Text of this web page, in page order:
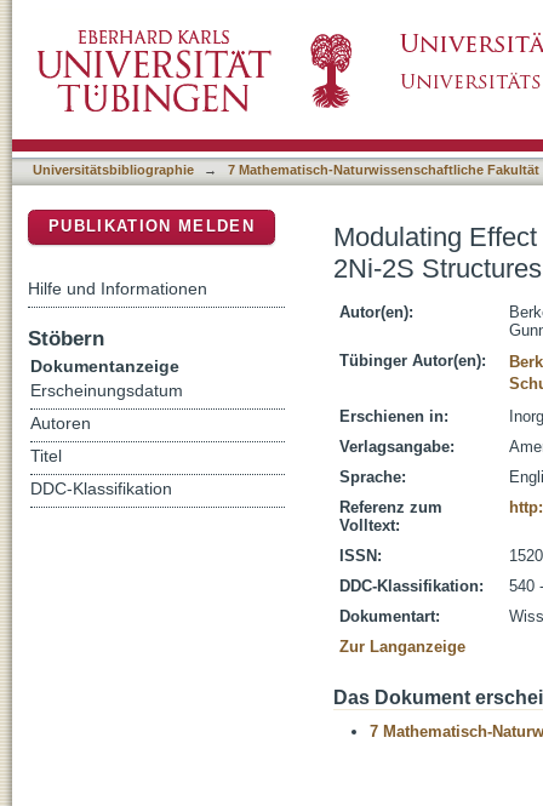
Implications for Biological 2M-2S Sites
Universitätsbibliographie → 7 Mathematisch-Naturwissenschaftliche Fakultät
Modulating
2Ni-2S
Autor(en):
Tübinger Autor(en):
Erschienen in:
Verlagsangabe:
Sprache:
Referenz zum
Volltext:
ISSN:
DDC-Klassifikation:
540
Dokumentart:
Zur Langanzeige
Das Dokument
7 Mathematisch-
PUBLIKATION MELDEN
Hilfe und Informationen
Stöbern
Dokumentanzeige
Erscheinungsdatum
Autoren
Titel
DDC-Klassifikation